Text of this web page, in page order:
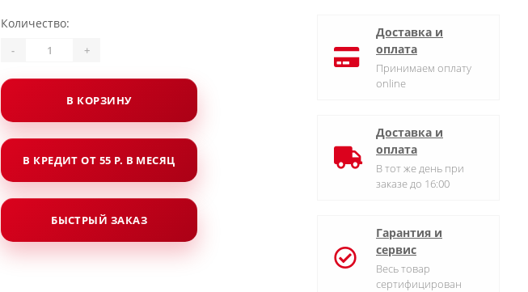
Количество:
- +
В КОРЗИНУ
В КРЕДИТ ОТ 55 Р. В МЕСЯЦ
БЫСТРЫЙ ЗАКАЗ
Доставка и
оплата
Принимаем оплату
online
Доставка и
оплата
В тот же день при
заказе до 16:00
Гарантия и
сервис
Весь товар
сертифицирован